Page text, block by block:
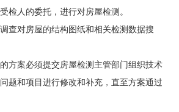
检人的委托，进行对房屋检测。
查对房屋的结构图纸和相关检测数据搜
方案必须提交房屋检测主管部门组织技术
题和项目进行修改和补充，直至方案通过